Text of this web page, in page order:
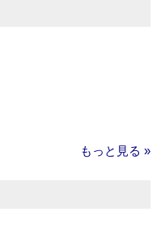
もっと見る »